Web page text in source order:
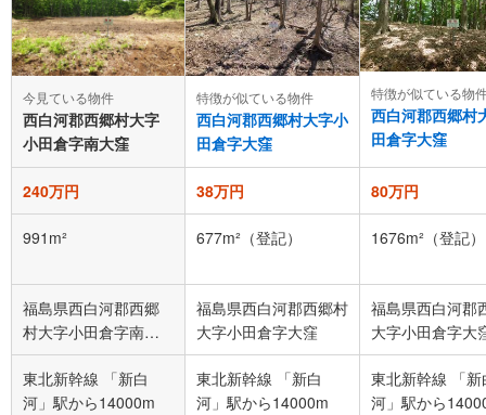
今見ている物件
西白河郡西郷村大字
小田倉字南大窪
特徴が似ている物件
西白河郡西郷村大字小
田倉字大窪
特徴が似ている物
西白河郡西郷村
田倉字大窪
240万円 38万円 80万円
991m² 677m²（登記） 1676m²（登記）
福島県西白河郡西郷
村大字小田倉字南大
窪
福島県西白河郡西郷村
大字小田倉字大窪
福島県西白河郡
大字小田倉字大
東北新幹線 「新白
河」駅から14000m
東北新幹線 「新白
河」駅から14000m
東北新幹線 「新
河」駅から